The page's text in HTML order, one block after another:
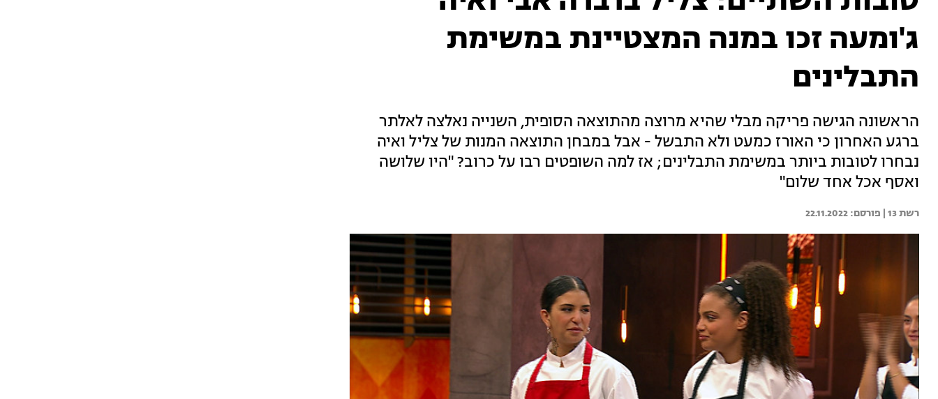
ג'ומעה זכו במנה המצטיינת במשימת
התבלינים
הראשונה הגישה פריקה מבלי שהיא מרוצה מהתוצאה הסופית, השנייה נאלצה לאלתר
ברגע האחרון כי האורז כמעט ולא התבשל - אבל במבחן התוצאה המנות של צליל ואיה
נבחרו לטובות ביותר במשימת התבלינים; אז למה השופטים רבו על כרוב? "היו שלושה
ואסף אכל אחד שלום"
רשת 13 | 22.11.2022